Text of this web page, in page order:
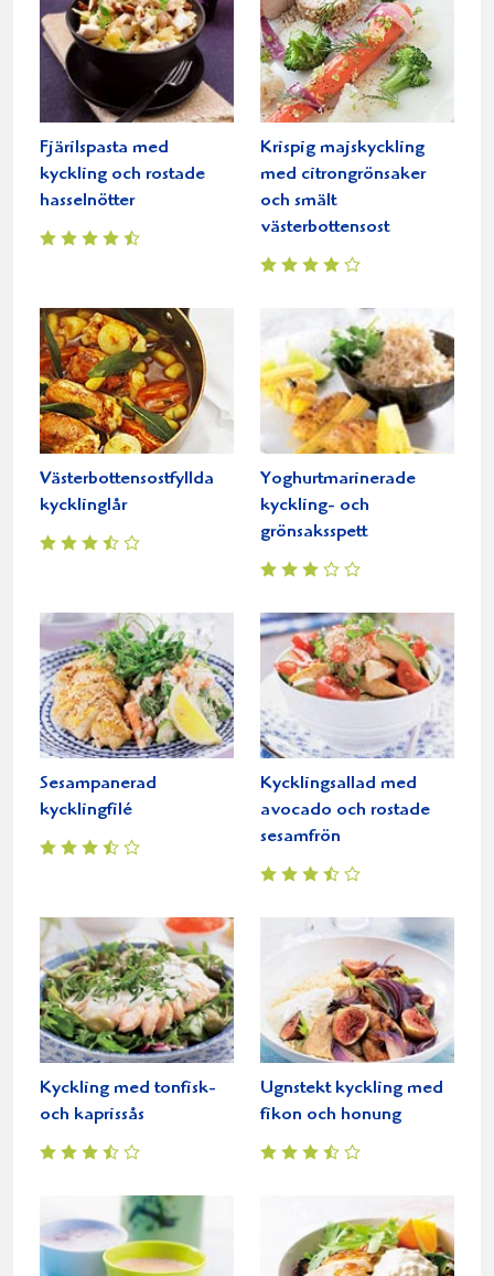
Fjärilspasta med
kyckling och rostade
hasselnötter
Krispig majskyckling
med citrongrönsaker
och smält
västerbottensost
Västerbottensostfyllda
kycklinglår
Yoghurtmarinerade
kyckling- och
grönsaksspett
Sesampanerad
kycklingfilé
Kycklingsallad med
avocado och rostade
sesamfrön
Kyckling med tonfisk-
och kaprissås
Ugnstekt kyckling med
fikon och honung